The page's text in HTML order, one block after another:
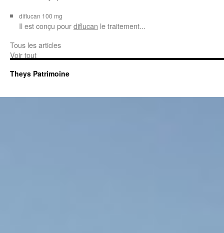
diflucan 100 mg
Il est conçu pourdiflucan le traitement...
Tous les articles
Voir tout
Theys Patrimoine